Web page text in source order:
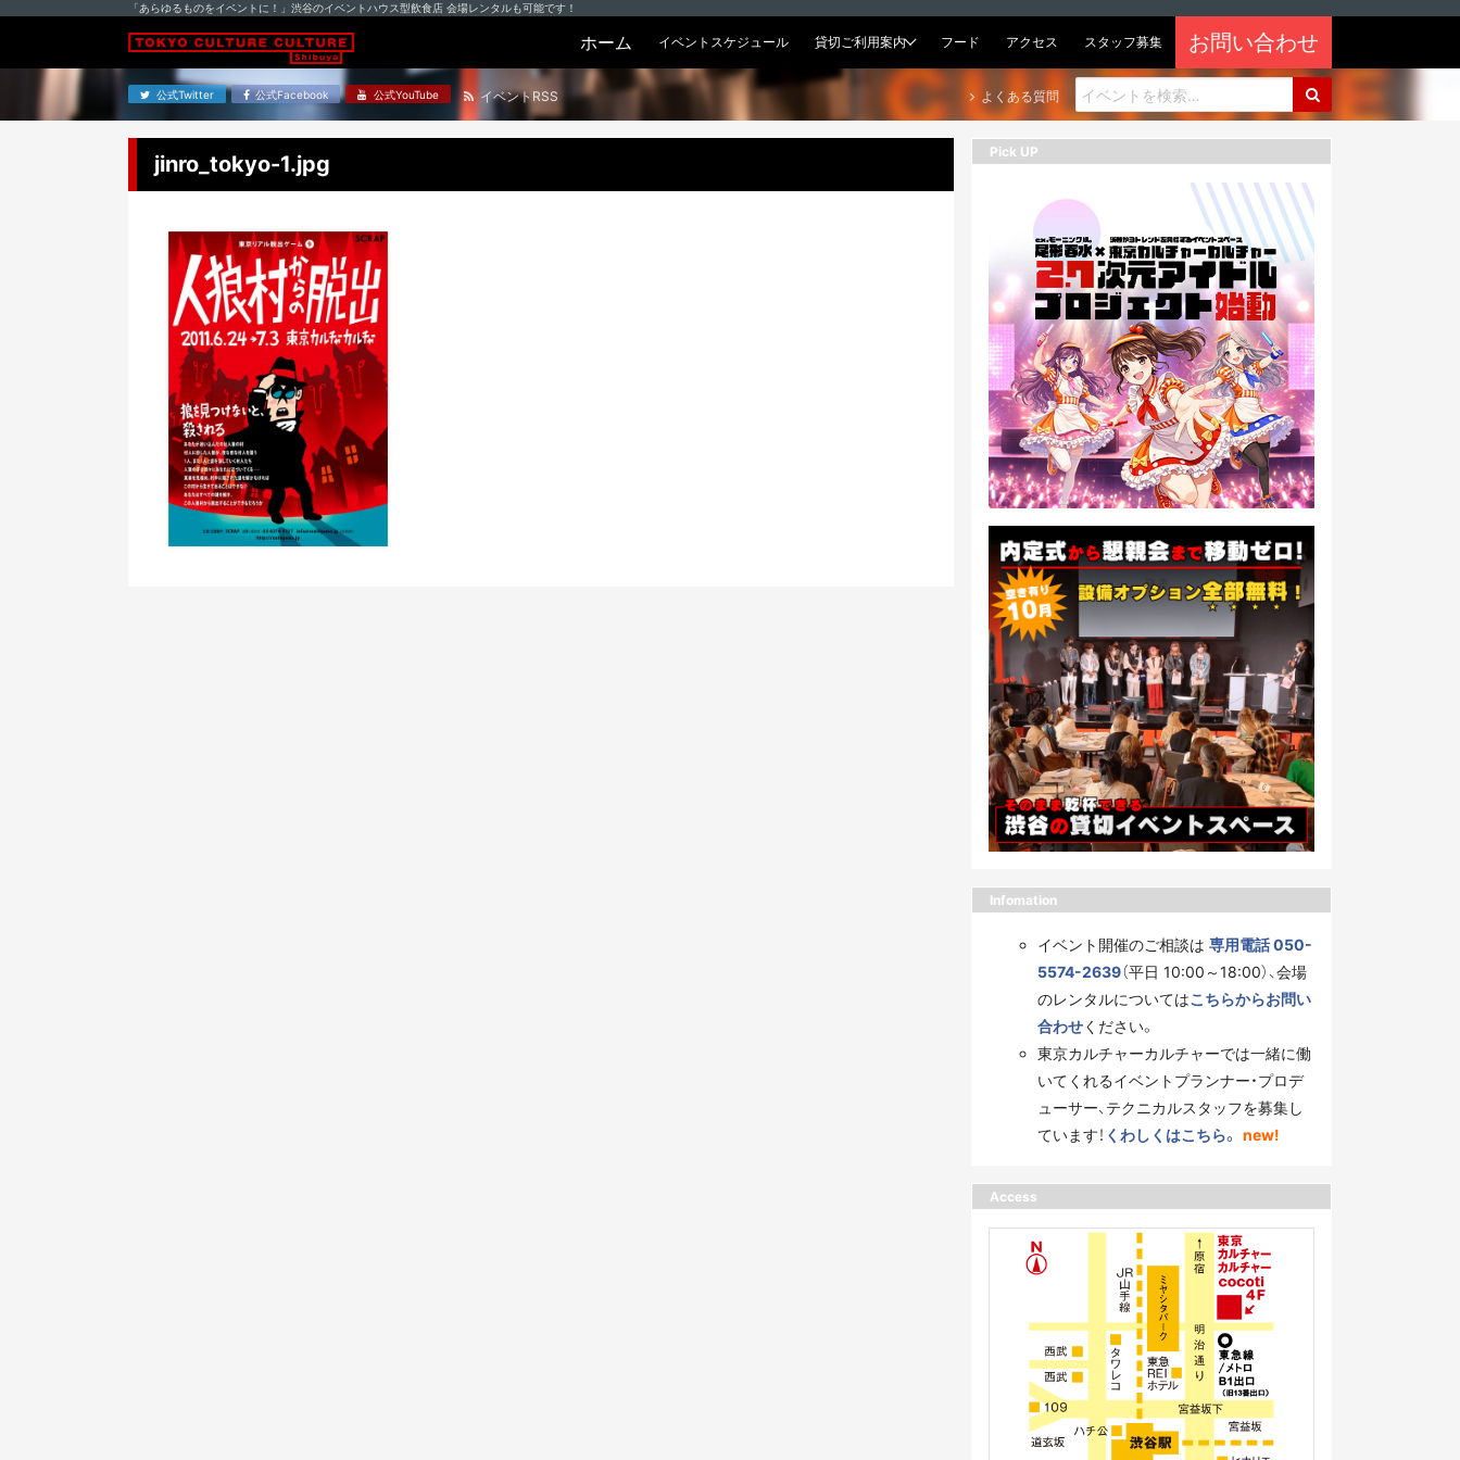
「あらゆるものをイベントに！」渋谷のイベントハウス型飲食店 会場レンタルも可能です！
ホーム イベントスケジュール 貸切ご利用案内 フード アクセス スタッフ募集 お問い合わせ
公式Twitter 公式Facebook 公式YouTube イベントRSS よくある質問
jinro_tokyo-1.jpg Pick UP
Infomation
イベント開催のご相談は 専用電話 050-
5574-2639（平日 10:00～18:00）、会場
のレンタルについてはこちらからお問い
合わせください。
東京カルチャーカルチャーでは一緒に働
いてくれるイベントプランナー・プロデ
ューサー、テクニカルスタッフを募集し
ています！ くわしくはこちら。 new!
Access